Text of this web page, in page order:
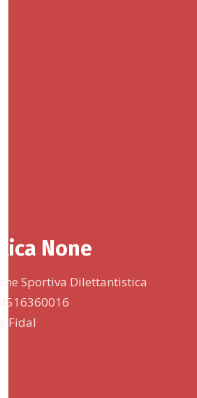
None
Sportiva Dilettantistica
Fidal